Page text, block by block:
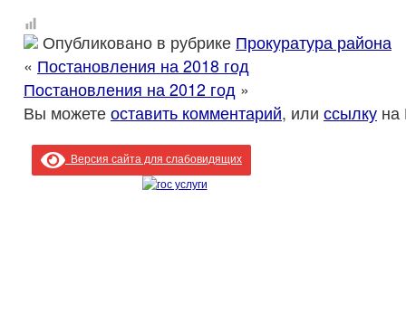
Опубликовано в рубрике Прокуратура района
« Постановления на 2018 год
Постановления на 2012 год »
Вы можете оставить комментарий, или ссылку на
Версия сайта для слабовидящих